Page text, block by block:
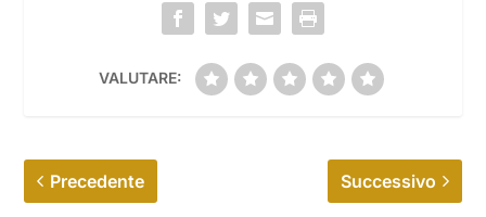
VALUTARE:
Precedente Successivo